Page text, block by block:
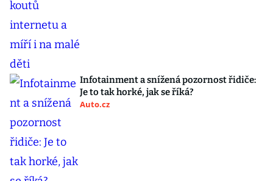
Infotainment a snížená pozornost řidiče:
Je to tak horké, jak se říká?
Auto.cz